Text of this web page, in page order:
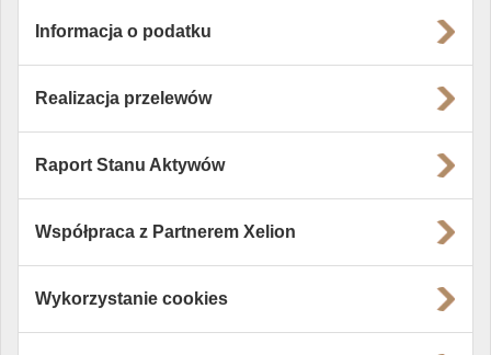
Informacja o podatku
Realizacja przelewów
Raport Stanu Aktywów
Współpraca z Partnerem Xelion
Wykorzystanie cookies